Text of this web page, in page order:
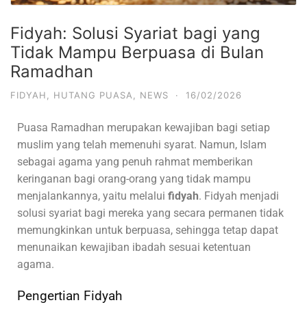
Fidyah: Solusi Syariat bagi yang
Tidak Mampu Berpuasa di Bulan
Ramadhan
FIDYAH HUTANG PUASA NEWS · 16/02/2026
Puasa Ramadhan merupakan kewajiban bagi setiap
muslim yang telah memenuhi syarat. Namun, Islam
sebagai agama yang penuh rahmat memberikan
keringanan bagi orang-orang yang tidak mampu
menjalankannya, yaitu melalui fidyah. Fidyah menjadi
solusi syariat bagi mereka yang secara permanen tidak
memungkinkan untuk berpuasa, sehingga tetap dapat
menunaikan kewajiban ibadah sesuai ketentuan
agama.
Pengertian Fidyah